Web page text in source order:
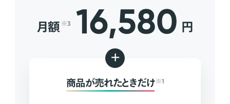
月額 ※3 16,580 円
+
商品が売れたときだけ ※1